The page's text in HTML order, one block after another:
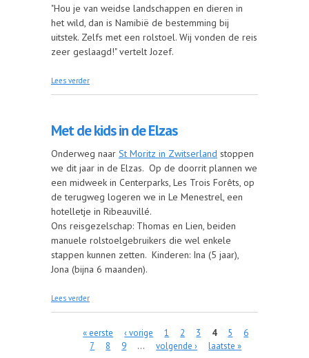
"Hou je van weidse landschappen en dieren in
het wild, dan is Namibië de bestemming bij
uitstek. Zelfs met een rolstoel. Wij vonden de reis
zeer geslaagd!" vertelt Jozef.
Lees verder
Met de kids in de Elzas
Onderweg naar St Moritz in Zwitserland stoppen
we dit jaar in de Elzas. Op de doorrit plannen we
een midweek in Centerparks, Les Trois Forêts, op
de terugweg logeren we in Le Menestrel, een
hotelletje in Ribeauvillé.
Ons reisgezelschap: Thomas en Lien, beiden
manuele rolstoelgebruikers die wel enkele
stappen kunnen zetten. Kinderen: Ina (5 jaar),
Jona (bijna 6 maanden).
Lees verder
Pagina's
« eerste ‹ vorige 1 2 3 4 5
6
7
8 9 … volgende › laatste »